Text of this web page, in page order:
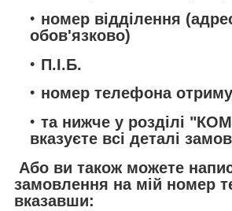
номер відділення
обов'язково)
П.І.Б.
номер телефона
та нижче у розділі
вказуєте всі деталі
Або ви також можете
замовлення на мій номер
вказавши: